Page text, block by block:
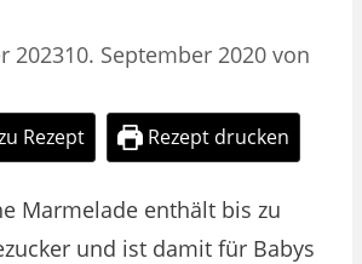
202310. September 2020 von
Rezept Rezept drucken
Marmelade enthält bis zu
und ist damit für Babys